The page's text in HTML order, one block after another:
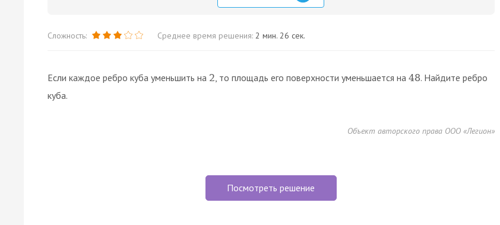
Сложность: Среднее время решения: 2 мин. 26 сек.
Если каждое ребро куба уменьшить на 2 , то площадь его поверхности уменьшается на 48. Найдите ребро
куба.
Объект авторского права ООО «Легион»
Посмотреть решение